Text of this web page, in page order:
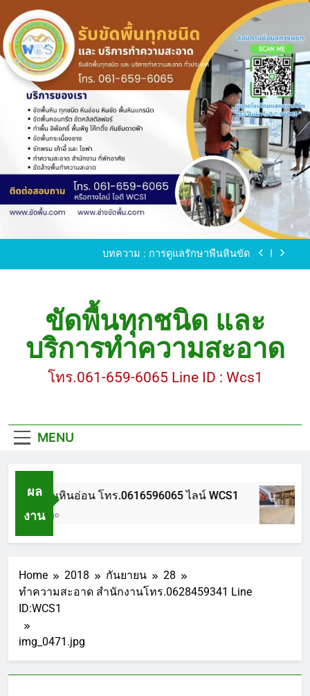
to
content
ขัดพื้นหินขัด อบต.แหลมบัวนครปฐม
ขัดพื้นหินอ่อน โทร.0616596065 ไลน์ WCS1
บทความ : การดูแลรักษาพื้นหินขัด
ขัดพื้นหินขัด อบต.แหลมบัวนครปฐม
ขัดพื้นหินอ่อน โทร.0616596065 ไลน์ WCS1
บทความ : การดูแลรักษาพื้นหินขัด
ขัดพื้นทุกชนิด และ
บริการทำความสะอาด
โทร.061-659-6065 Line ID : Wcs1
MENU
ผล
งาน
ขัดพื้นหินอ่อน โทร.0616596065 ไลน์ WCS1
1 ปี Ago
Home 2018 กันยายน
28
ทำความสะอาด สำนักงานโทร.0628459341 Line
ID:WCS1
img_0471.jpg